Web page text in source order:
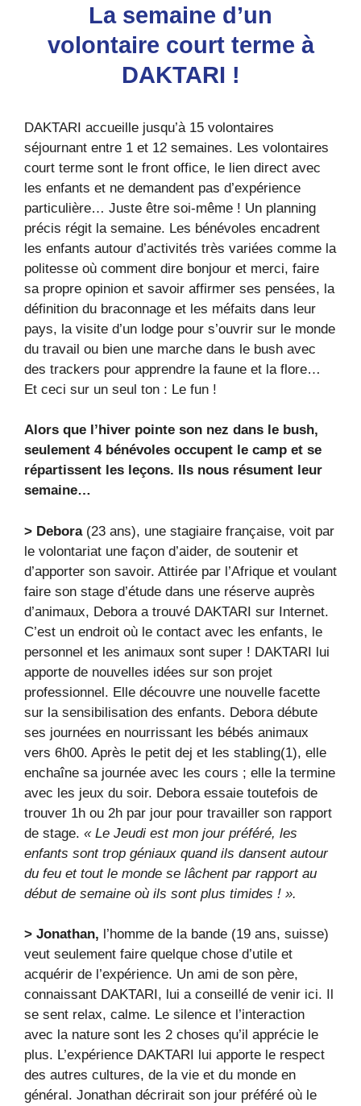
La semaine d’un
volontaire court terme à
DAKTARI !
DAKTARI accueille jusqu’à 15 volontaires
séjournant entre 1 et 12 semaines. Les volontaires
court terme sont le front office, le lien direct avec
les enfants et ne demandent pas d’expérience
particulière… Juste être soi-même ! Un planning
précis régit la semaine. Les bénévoles encadrent
les enfants autour d’activités très variées comme la
politesse où comment dire bonjour et merci, faire
sa propre opinion et savoir affirmer ses pensées, la
définition du braconnage et les méfaits dans leur
pays, la visite d’un lodge pour s’ouvrir sur le monde
du travail ou bien une marche dans le bush avec
des trackers pour apprendre la faune et la flore…
Et ceci sur un seul ton : Le fun !
Alors que l’hiver pointe son nez dans le bush,
seulement 4 bénévoles occupent le camp et se
répartissent les leçons. Ils nous résument leur
semaine…
> Debora(23 ans), une stagiaire française, voit par
le volontariat une façon d’aider, de soutenir et
d’apporter son savoir. Attirée par l’Afrique et voulant
faire son stage d’étude dans une réserve auprès
d’animaux, Debora a trouvé DAKTARI sur Internet.
C’est un endroit où le contact avec les enfants, le
personnel et les animaux sont super ! DAKTARI lui
apporte de nouvelles idées sur son projet
professionnel. Elle découvre une nouvelle facette
sur la sensibilisation des enfants. Debora débute
ses journées en nourrissant les bébés animaux
vers 6h00. Après le petit dej et les stabling(1), elle
enchaîne sa journée avec les cours ; elle la termine
avec les jeux du soir. Debora essaie toutefois de
trouver 1h ou 2h par jour pour travailler son rapport
de stage. « Le Jeudi est mon jour préféré, les
enfants sont trop géniaux quand ils dansent autour
du feu et tout le monde se lâchent par rapport au
début de semaine où ils sont plus timides ! ».
> Jonathan, l’homme de la bande (19 ans, suisse)
veut seulement faire quelque chose d’utile et
acquérir de l’expérience. Un ami de son père,
connaissant DAKTARI, lui a conseillé de venir ici. Il
se sent relax, calme. Le silence et l’interaction
avec la nature sont les 2 choses qu’il apprécie le
plus. L’expérience DAKTARI lui apporte le respect
des autres cultures, de la vie et du monde en
général. Jonathan décrirait son jour préféré où le